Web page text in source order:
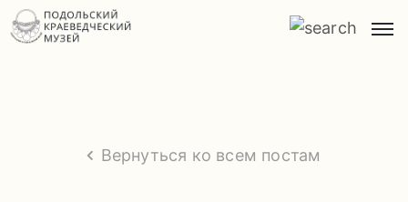
Вернуться ко всем постам